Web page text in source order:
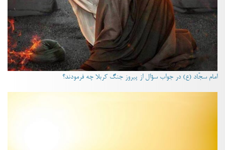
امام سجّاد (ع) در جواب سؤال از پیروز جنگ کربلا چه فرمودند؟